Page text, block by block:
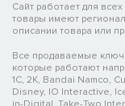
Сайт работает для
товары имеют
описании товара или
Все продаваемые
которые работают
1C, 2K, Bandai Namco,
Disney, IO Interactive,